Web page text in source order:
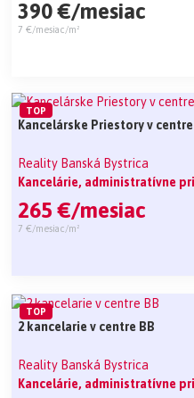
390 €/mesiac
7 €/mesiac/m²
Kancelárske Priestory v
Reality Banská Bystrica
Kancelárie, administratívne
265 €/mesiac
7 €/mesiac/m²
TOP
2 kancelarie v centre BB
Reality Banská Bystrica
Kancelárie, administratívne
TOP